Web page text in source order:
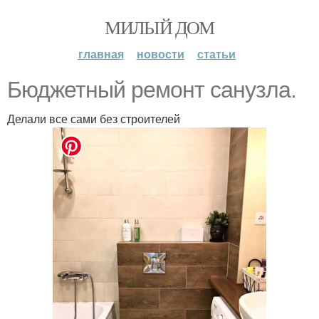
МИЛЫЙ ДОМ
главная новости статьи
Бюджетный ремонт санузла.
Делали все сами без строителей